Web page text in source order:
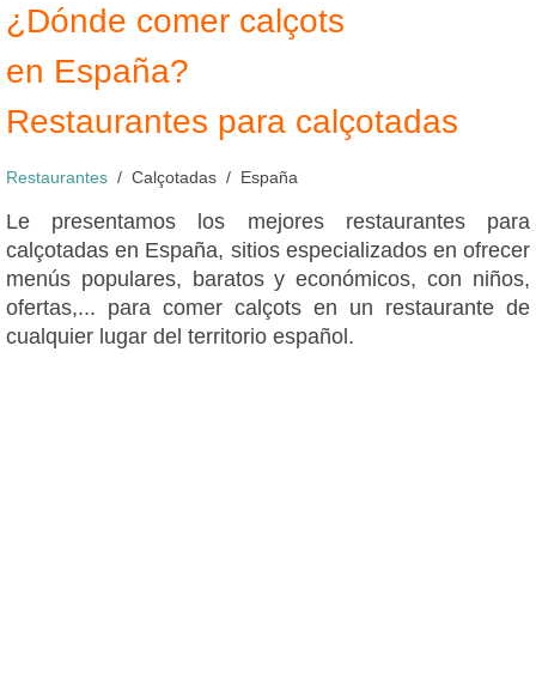
¿Dónde comer calçots
en España?
Restaurantes para calçotadas
Restaurantes Calçotadas España
Le presentamos los mejores restaurantes para
calçotadas en España, sitios especializados en ofrecer
menús populares, baratos y económicos, con niños,
ofertas,... para comer calçots en un restaurante de
cualquier lugar del territorio español.